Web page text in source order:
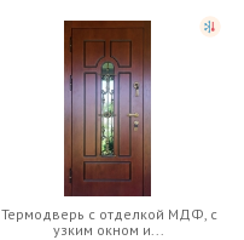
Термодверь с отделкой МДФ, с
узким окном и...